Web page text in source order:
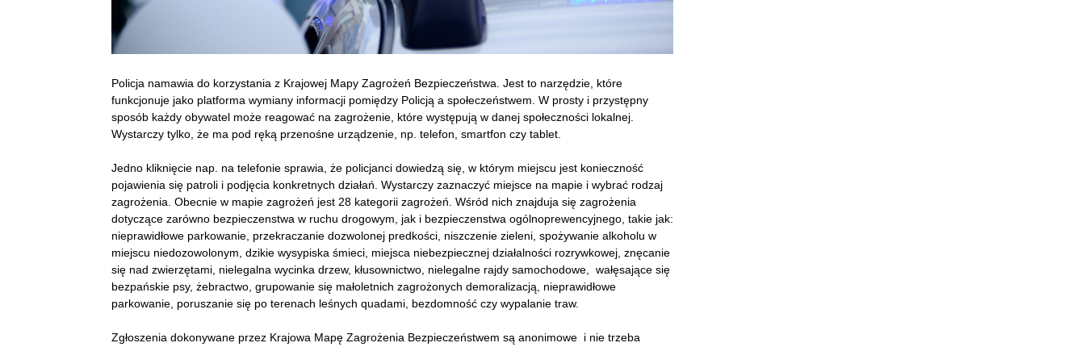
Policja namawia do korzystania z Krajowej Mapy Zagrożeń Bezpieczeństwa. Jest to narzędzie, które
funkcjonuje jako platforma wymiany informacji pomiędzy Policją a społeczeństwem. W prosty i przystępny
sposób każdy obywatel może reagować na zagrożenie, które występują w danej społeczności lokalnej.
Wystarczy tylko, że ma pod ręką przenośne urządzenie, np. telefon, smartfon czy tablet.
Jedno kliknięcie nap. na telefonie sprawia, że policjanci dowiedzą się, w którym miejscu jest konieczność
pojawienia się patroli i podjęcia konkretnych działań. Wystarczy zaznaczyć miejsce na mapie i wybrać rodzaj
zagrożenia. Obecnie w mapie zagrożeń jest 28 kategorii zagrożeń. Wśród nich znajduja się zagrożenia
dotyczące zarówno bezpieczenstwa w ruchu drogowym, jak i bezpieczenstwa ogólnoprewencyjnego, takie jak:
nieprawidłowe parkowanie, przekraczanie dozwolonej predkości, niszczenie zieleni, spożywanie alkoholu w
miejscu niedozowolonym, dzikie wysypiska śmieci, miejsca niebezpiecznej działalności rozrywkowej, znęcanie
się nad zwierzętami, nielegalna wycinka drzew, kłusownictwo, nielegalne rajdy samochodowe, wałęsające się
bezpańskie psy, żebractwo, grupowanie się małoletnich zagrożonych demoralizacją, nieprawidłowe
parkowanie, poruszanie się po terenach leśnych quadami, bezdomność czy wypalanie traw.
Zgłoszenia dokonywane przez Krajowa Mapę Zagrożenia Bezpieczeństwem są anonimowe i nie trzeba